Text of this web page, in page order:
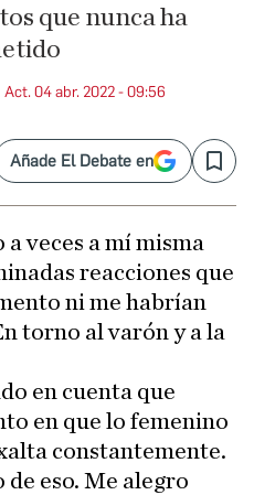
que nunca ha
Act. 04 abr. 2022 - 09:56
Añade El Debate en Save
veces a mí misma
reacciones que
ni me habrían
torno al varón y a la
en cuenta que
en que lo femenino
constantemente.
eso. Me alegro